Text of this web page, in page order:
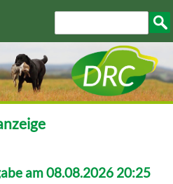
am 08.08.2026 20:25